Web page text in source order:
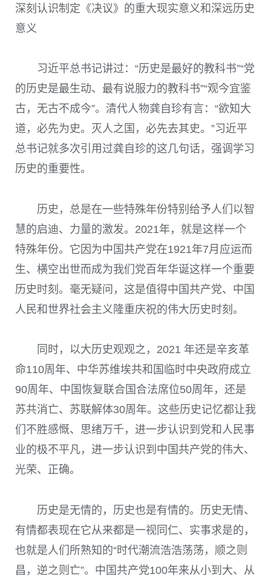
深刻认识制定《决议》的重大现实意义和深远历史
意义
习近平总书记讲过：“历史是最好的教科书”“党
的历史是最生动、最有说服力的教科书”“观今宜鉴
古，无古不成今”。清代人物龚自珍有言：“欲知大
道，必先为史。灭人之国，必先去其史。”习近平
总书记就多次引用过龚自珍的这几句话，强调学习
历史的重要性。
历史，总是在一些特殊年份特别给予人们以智
慧的启迪、力量的激发。 2021年，就是这样一个
特殊年份。它因为中国共产党在1921年7月应运而
生、横空出世而成为我们党百年华诞这样一个重要
历史时刻。毫无疑问，这是值得中国共产党、中国
人民和世界社会主义隆重庆祝的伟大历史时刻。
同时，以大历史观观之， 2021 年还是辛亥革
命110周年、中华苏维埃共和国临时中央政府成立
90周年、中国恢复联合国合法席位50周年，还是
苏共消亡、苏联解体30周年。这些历史记忆都让我
们不胜感慨、思绪万千，进一步认识到党和人民事
业的极不平凡，进一步认识到中国共产党的伟大、
光荣、正确。
历史是无情的，历史也是有情的。历史无情、
有情都表现在它从来都是一视同仁、实事求是的，
也就是人们所熟知的“时代潮流浩浩荡荡，顺之则
昌，逆之则亡”。中国共产党100年来从小到大、从